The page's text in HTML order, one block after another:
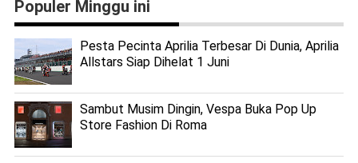
Populer Minggu ini
Pesta Pecinta Aprilia Terbesar Di Dunia, Aprilia
Allstars Siap Dihelat 1 Juni
Sambut Musim Dingin, Vespa Buka Pop Up
Store Fashion Di Roma